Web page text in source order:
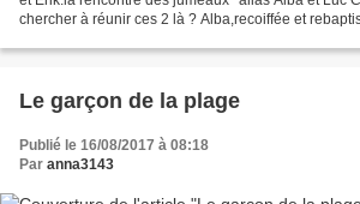
chercher à réunir ces 2 là ? Alba,recoiffée et
Le garçon de la plage
Publié le 16/08/2017 à 08:18
Par anna3143